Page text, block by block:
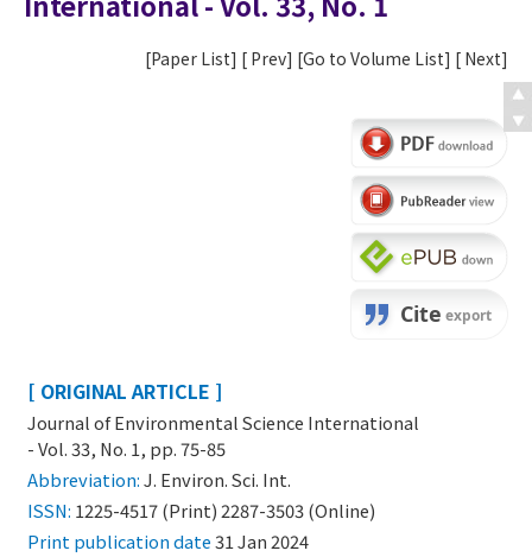
[Paper List] [ Prev] [Go to Volume List] [ Next]
[ ORIGINAL ARTICLE ]
Journal of Environmental Science International
- Vol. 33, No. 1, pp. 75-85
Abbreviation:J. Environ. Sci. Int.
ISSN: 1225-4517 (Print) 2287-3503 (Online)
Print publication date31 Jan 2024